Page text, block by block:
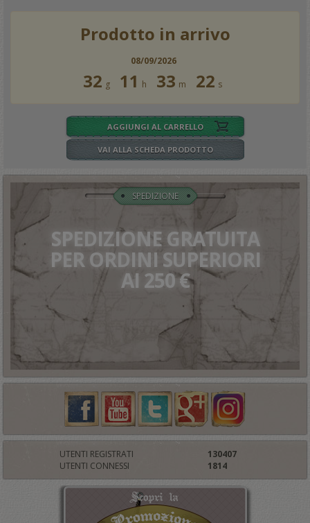
Prodotto in arrivo
08/09/2026
32 g 11 h 33 m 20 s
AGGIUNGI AL CARRELLO
VAI ALLA SCHEDA PRODOTTO
SPEDIZIONE
SPEDIZIONE GRATUITA
PER ORDINI SUPERIORI
AI 250 €
UTENTI REGISTRATI
130407
UTENTI CONNESSI
1814